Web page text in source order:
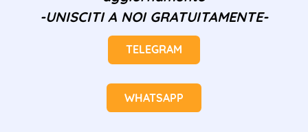
-UNISCITI A NOI GRATUITAMENTE-
TELEGRAM
WHATSAPP